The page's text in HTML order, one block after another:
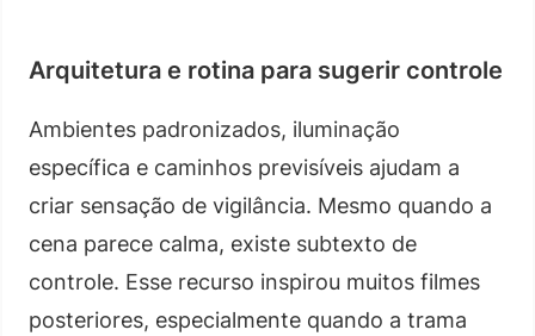
Arquitetura e rotina para sugerir controle
Ambientes padronizados, iluminação
específica e caminhos previsíveis ajudam a
criar sensação de vigilância. Mesmo quando a
cena parece calma, existe subtexto de
controle. Esse recurso inspirou muitos filmes
posteriores, especialmente quando a trama